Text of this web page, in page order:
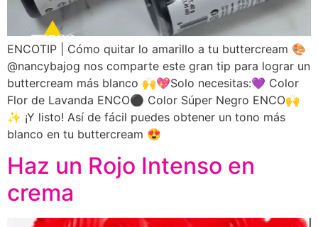
ENCOTIP | Cómo quitar lo amarillo a tu buttercream 🎨
@nancybajog nos comparte este gran tip para lograr un
buttercream más blanco 🙌💖Solo necesitas:💜 Color
Flor de Lavanda ENCO⚫ Color Súper Negro ENCO🙌
✨ ¡Y listo! Así de fácil puedes obtener un tono más
blanco en tu buttercream 😍
Haz un Rojo Intenso en
crema